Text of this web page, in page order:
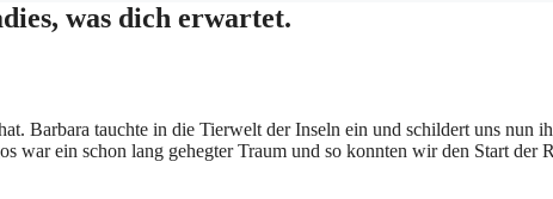
was dich erwartet.
Barbara tauchte in die Tierwelt der Inseln ein und schildert uns nun
war ein schon lang gehegter Traum und so konnten wir den Start der